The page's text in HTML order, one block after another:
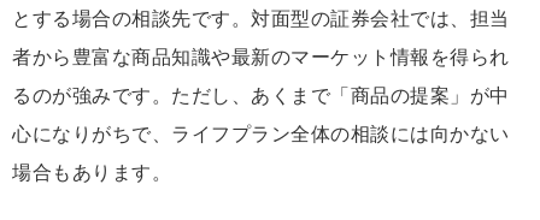
とする場合の相談先です。対面型の証券会社では、担当
者から豊富な商品知識や最新のマーケット情報を得られ
るのが強みです。ただし、あくまで「商品の提案」が中
心になりがちで、ライフプラン全体の相談には向かない
場合もあります。